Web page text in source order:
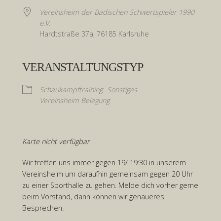
Vereinsheim der Badischen Schwertspieler 1990
e.V.
Hardtstraße 37a, 76185 Karlsruhe
VERANSTALTUNGSTYP
Schaukampftraining
Sonstiges
Vereinsheim Belegung
Karte nicht verfügbar
Wir treffen uns immer gegen 19/ 19:30 in unserem
Vereinsheim um daraufhin gemeinsam gegen 20 Uhr
zu einer Sporthalle zu gehen. Melde dich vorher gerne
beim Vorstand, dann können wir genaueres
Besprechen.